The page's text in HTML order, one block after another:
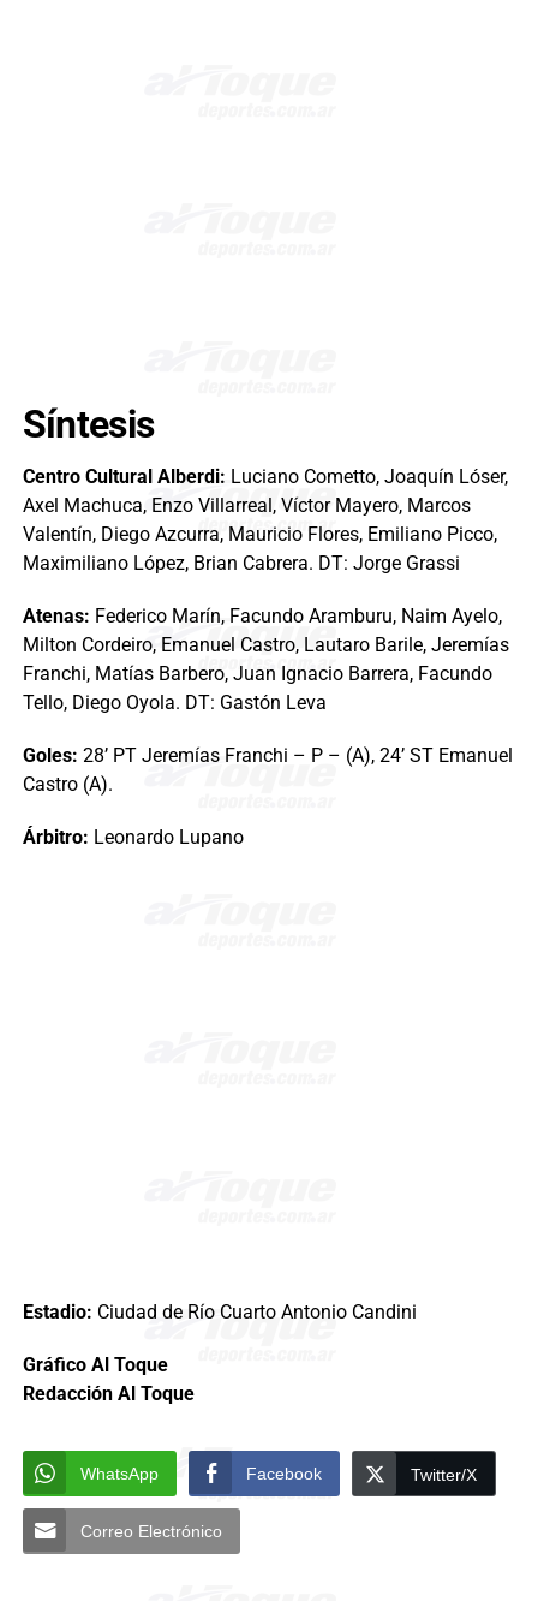
Síntesis
Centro Cultural Alberdi: Luciano Cometto, Joaquín Lóser,
Axel Machuca, Enzo Villarreal, Víctor Mayero, Marcos
Valentín, Diego Azcurra, Mauricio Flores, Emiliano Picco,
Maximiliano López, Brian Cabrera. DT: Jorge Grassi
Atenas: Federico Marín, Facundo Aramburu, Naim Ayelo,
Milton Cordeiro, Emanuel Castro, Lautaro Barile, Jeremías
Franchi, Matías Barbero, Juan Ignacio Barrera, Facundo
Tello, Diego Oyola. DT: Gastón Leva
Goles: 28’ PT Jeremías Franchi – P – (A), 24’ ST Emanuel
Castro (A).
Árbitro: Leonardo Lupano
Estadio: Ciudad de Río Cuarto Antonio Candini
Gráfico Al Toque
Redacción Al Toque
WhatsApp Facebook Twitter/X
Correo Electrónico